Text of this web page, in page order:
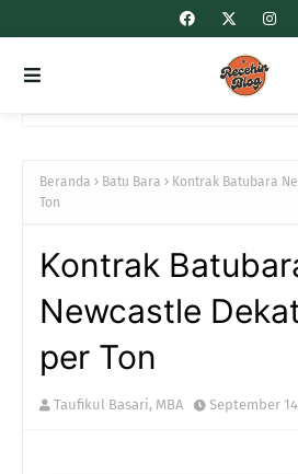
Beranda Batu Bara
Kontrak Batubara
Ton
Kontrak
Newcastle
per Ton
Taufikul Basari, MBA September